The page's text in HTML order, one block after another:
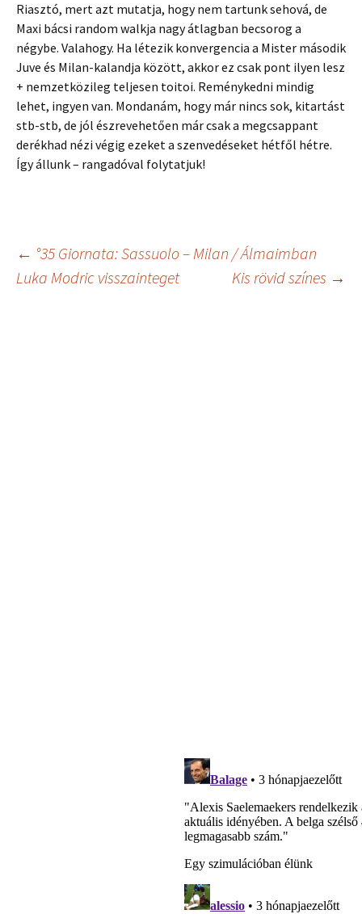
Riasztó, mert azt mutatja, hogy nem tartunk sehová, de
Maxi bácsi random walkja nagy átlagban becsorog a
négybe. Valahogy. Ha létezik konvergencia a Mister második
Juve és Milan-kalandja között, akkor ez csak pont ilyen lesz
+ nemzetközileg teljesen toitoi. Reménykedni mindig
lehet, ingyen van. Mondanám, hogy már nincs sok, kitartást
stb-stb, de jól észrevehetően már csak a megcsappant
derékhad nézi végig ezeket a szenvedéseket hétfől hétre.
Így állunk – rangadóval folytatjuk!
Bejegyzés
← °35 Giornata: Sassuolo – Milan / Álmaimban
Luka Modric visszainteget
Kis rövid színes →